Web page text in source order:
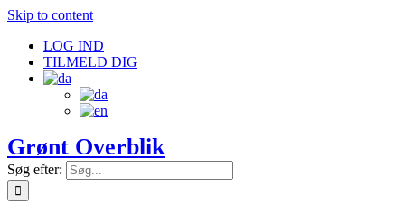
Skip to content
LOG IND
TILMELD DIG
Grønt Overblik
Søg efter: